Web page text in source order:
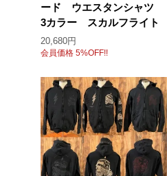
ード ウエスタンシャツ
3カラー スカルフライト
20,680円
会員価格 5%OFF!!